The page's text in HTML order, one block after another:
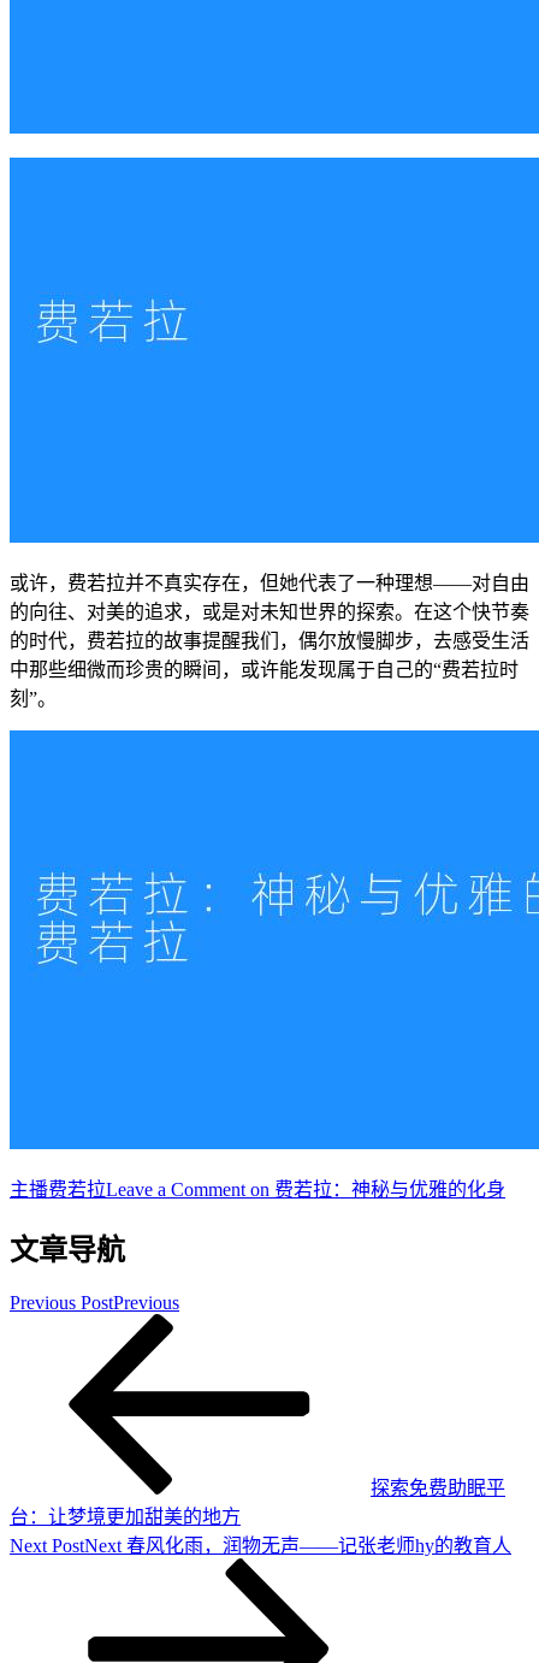
或许，费若拉并不真实存在，但她代表了一种理想——对自由
的向往、对美的追求，或是对未知世界的探索。在这个快节奏
的时代，费若拉的故事提醒我们，偶尔放慢脚步，去感受生活
中那些细微而珍贵的瞬间，或许能发现属于自己的“费若拉时
刻”。
主播费若拉Leave a Comment on 费若拉：神秘与优雅的化身
文章导航
Previous PostPrevious
探索免费助眠平
台：让梦境更加甜美的地方
Next PostNext 春风化雨，润物无声——记张老师hy的教育人